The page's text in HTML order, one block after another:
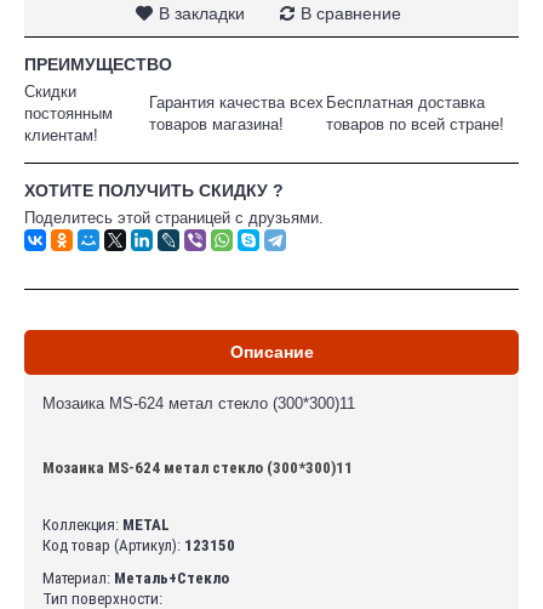
В закладки В сравнение
ПРЕИМУЩЕСТВО
Скидки
постоянным
клиентам!
Гарантия качества всех
товаров магазина!
Бесплатная доставка
товаров по всей стране!
ХОТИТЕ ПОЛУЧИТЬ СКИДКУ ?
Поделитесь этой страницей с друзьями.
Описание
Мозаика MS-624 метал стекло (300*300)11
Мозаика MS-624 метал стекло (300*300)11
Коллекция: METAL
Код товар (Артикул): 123150
Материал: Металь+Стекло
Тип поверхности: